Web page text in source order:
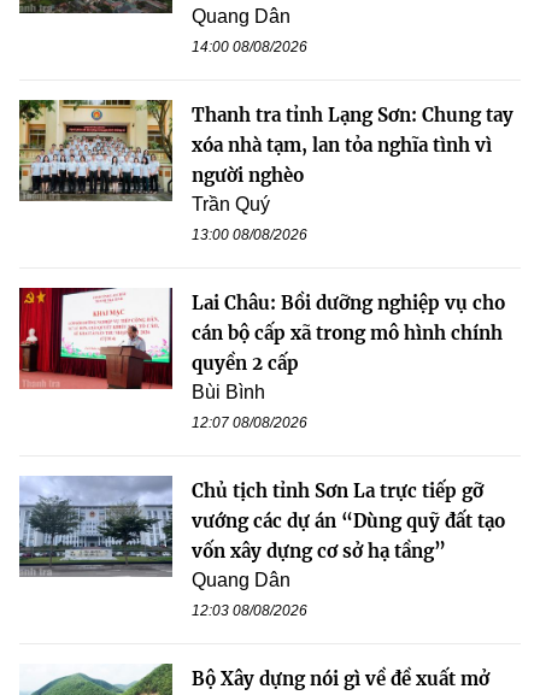
Quang Dân
14:00 08/08/2026
Thanh tra tỉnh Lạng Sơn: Chung tay
xóa nhà tạm, lan tỏa nghĩa tình vì
người nghèo
Trần Quý
13:00 08/08/2026
Lai Châu: Bồi dưỡng nghiệp vụ cho
cán bộ cấp xã trong mô hình chính
quyền 2 cấp
Bùi Bình
12:07 08/08/2026
Chủ tịch tỉnh Sơn La trực tiếp gỡ
vướng các dự án “Dùng quỹ đất tạo
vốn xây dựng cơ sở hạ tầng”
Quang Dân
12:03 08/08/2026
Bộ Xây dựng nói gì về đề xuất mở